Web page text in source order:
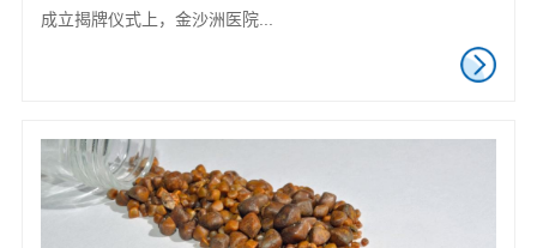
成立揭牌仪式上，金沙洲医院...